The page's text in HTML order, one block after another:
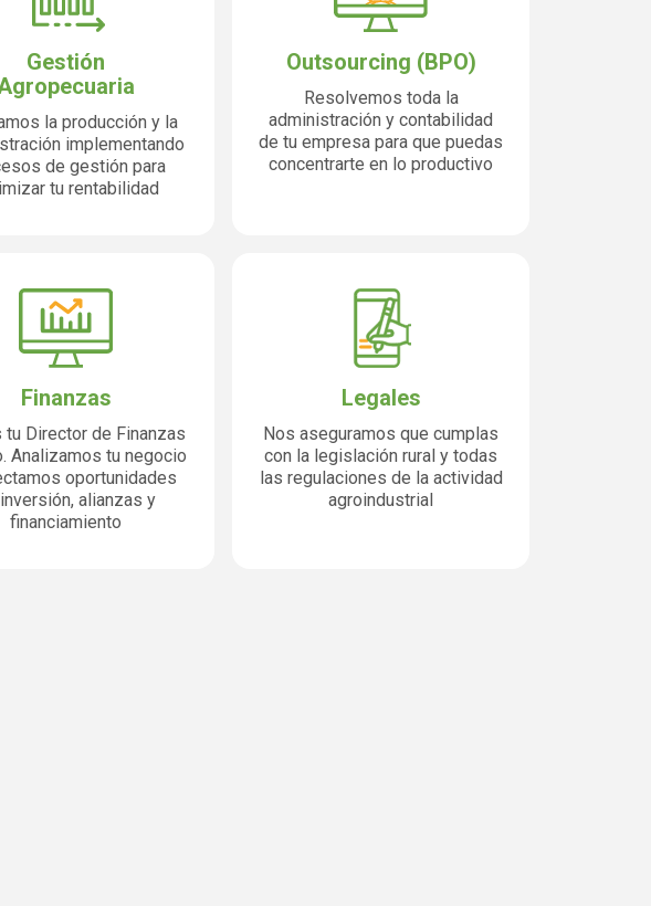
Gestión
la producción y la
implementando
de gestión para
tu rentabilidad
Outsourcing (BPO)
Resolvemos toda la
administración y contabilidad
de tu empresa para que puedas
concentrarte en lo productivo
Finanzas
tu Director de Finanzas
Analizamos tu negocio
oportunidades
alianzas y
financiamiento
Legales
Nos aseguramos que cumplas
con la legislación rural y todas
las regulaciones de la actividad
agroindustrial